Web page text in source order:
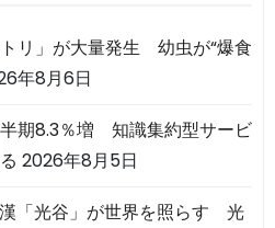
リ」が大量発生 幼虫が“爆食
年8月6日
期8.3％増 知識集約型サービ
2026年8月5日
「光谷」が世界を照らす 光